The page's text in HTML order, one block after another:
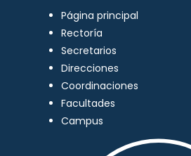
Página principal
Rectoría
Secretarios
Direcciones
Coordinaciones
Facultades
Campus